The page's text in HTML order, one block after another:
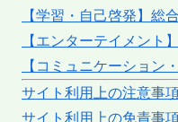
【学習・自己啓発】総
【エンターテイメント
【コミュニケーション
サイト利用上の注意事
サイト利用上の免責事